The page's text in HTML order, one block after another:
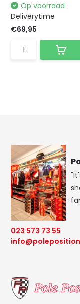
Op voorraad
Deliverytime
€69,95
023 573 73 55